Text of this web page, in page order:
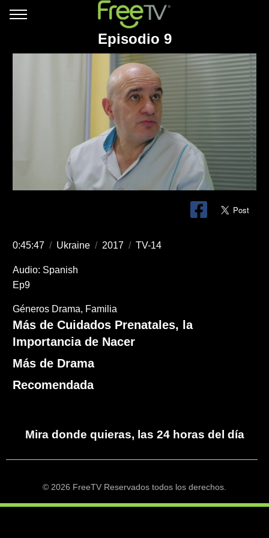
Episodio 9
0:45:47 / Ukraine / 2017 / TV-14
Audio: Spanish
Ep9
Géneros Drama Familia
Más de Cuidados Prenatales, la
Importancia de Nacer
Más de Drama
Recomendada
Mira donde quieras, las 24 horas del día
© 2026 FreeTV Reservados todos los derechos.